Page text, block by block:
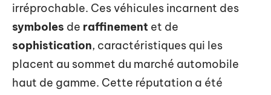
irréprochable. Ces véhicules incarnent des
symboles de raffinement et de
sophistication, caractéristiques qui les
placent au sommet du marché automobile
haut de gamme. Cette réputation a été